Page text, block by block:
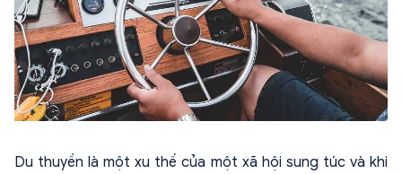
Du thuyền là một xu thế của một xã hội sung túc và khi